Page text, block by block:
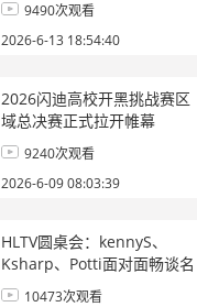
9490次观看
2026-6-13 18:54:40
2026闪迪高校开黑挑战赛区
域总决赛正式拉开帷幕
9240次观看
2026-6-09 08:03:39
HLTV圆桌会：kennyS、
Ksharp、Potti面对面畅谈名
人堂入选标准
10473次观看